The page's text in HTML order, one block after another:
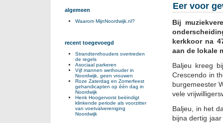
Eer voor
Bij
kerkkoor na
aan de lokale
Baljeu kreeg
Crescendo in
burgemeester
vele
Baljeu, in het
bijna dertig
algemeen
Waarom MijnNoordwijk.nl?
recent toegevoegd
Strandtenthouders overtreden
de regels
Asociaal parkeren
Vijf mannen wethouder in
Noordwijk, geen vrouwen
Roze Zaterdag en Zomerfeest
gehandicapten op één dag in
Noordwijk
Henk Hoogervorst beëindigt
klinkende periode als voorzitter
van voetvalvereniging
Noordwijk